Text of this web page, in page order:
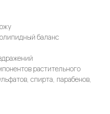
баланс
растительного
спирта, парабенов,